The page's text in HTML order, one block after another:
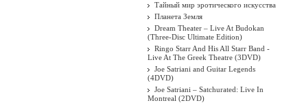
Тайный мир эротического искусства
Планета Земля
Dream Theater ‎– Live At Budokan
(Three-Disc Ultimate Edition)
Ringo Starr And His All Starr Band -
Live At The Greek Theatre (3DVD)
Joe Satriani and Guitar Legends
(4DVD)
Joe Satriani – Satchurated: Live In
Montreal (2DVD)